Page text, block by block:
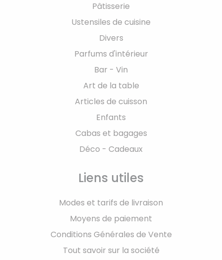
Pâtisserie
Ustensiles de cuisine
Divers
Parfums d'intérieur
Bar - Vin
Art de la table
Articles de cuisson
Enfants
Cabas et bagages
Déco - Cadeaux
Liens utiles
Modes et tarifs de livraison
Moyens de paiement
Conditions Générales de Vente
Tout savoir sur la société